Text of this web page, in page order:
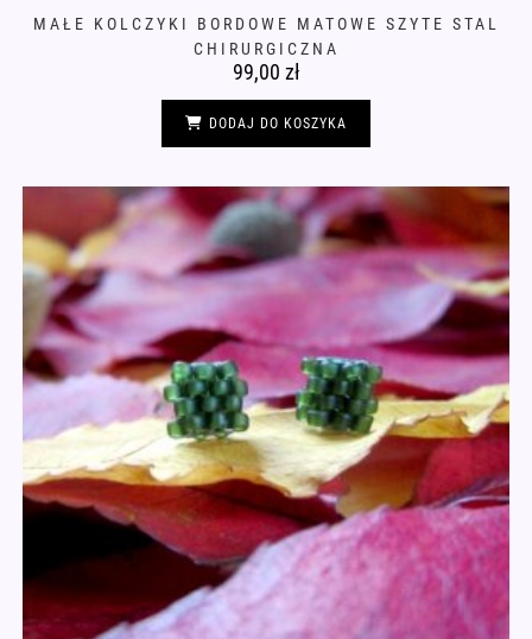
MAŁE KOLCZYKI BORDOWE MATOWE SZYTE STAL
CHIRURGICZNA
99,00 zł
DODAJ DO KOSZYKA